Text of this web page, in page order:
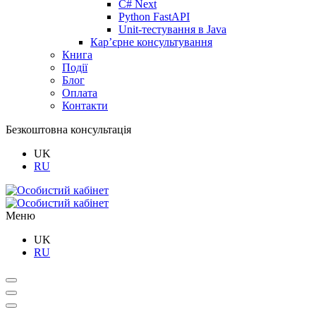
C# Next
Python FastAPI
Unit-тестування в Java
Кар’єрне консультування
Книга
Події
Блог
Оплата
Контакти
Безкоштовна консультація
UK
RU
Меню
UK
RU